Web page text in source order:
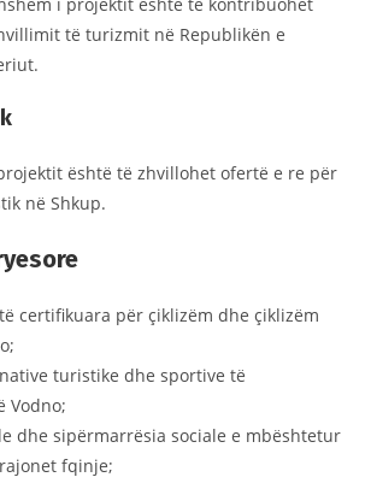
të turizmit në Republikën e
është të zhvillohet ofertë e re për
në Shkup.
certifikuara për çiklizëm dhe çiklizëm
turistike dhe sportive të
Vodno;
dhe sipërmarrësia sociale e mbështetur
fqinje;